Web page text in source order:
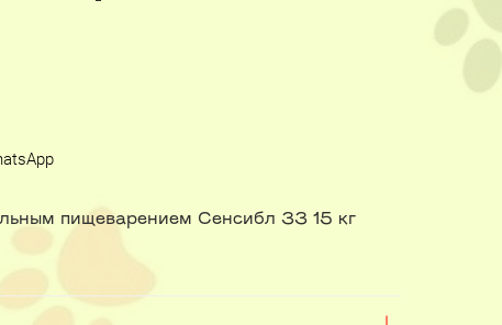
пищеварением Сенсибл 33 15 кг